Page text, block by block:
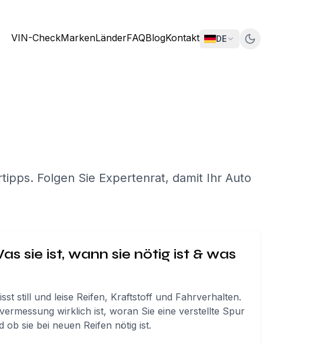
VIN-CheckMarkenLänderFAQBlogKontakt DE
Folgen Sie Expertenrat, damit Ihr Auto
sie ist, wann sie nötig ist & was
still und leise Reifen, Kraftstoff und Fahrverhalten.
wirklich ist, woran Sie eine verstellte Spur
sie bei neuen Reifen nötig ist.